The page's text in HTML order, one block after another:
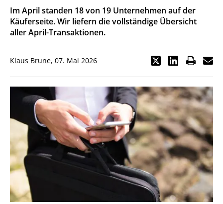
Im April standen 18 von 19 Unternehmen auf der
Käuferseite. Wir liefern die vollständige Übersicht
aller April-Transaktionen.
Klaus Brune, 07. Mai 2026